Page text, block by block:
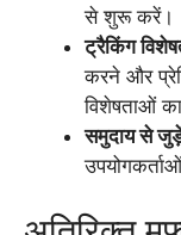
से शुरू करें।
ट्रैकिंग
करने और
विशेषताओं
समुदाय से